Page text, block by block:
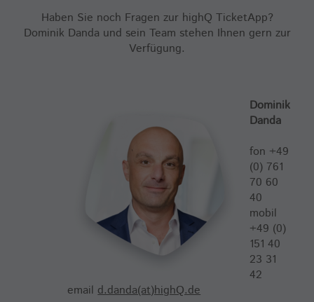
Haben Sie noch Fragen zur highQ TicketApp?
Dominik Danda und sein Team stehen Ihnen gern zur
Verfügung.
Dominik
Danda
fon +49
(0) 761
70 60
40
mobil
+49 (0)
151 40
23 31
42
emaild.danda(at)highQ.de